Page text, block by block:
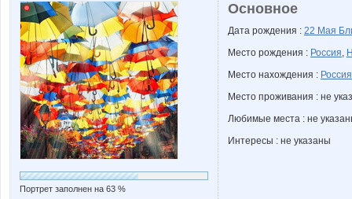
Портрет заполнен на 63 %
Основное
Дата рождения : 22 Мая
Место рождения : Россия,
Место нахождения : Россия
Место проживания : не
Любимые места : не
Интересы : не указаны